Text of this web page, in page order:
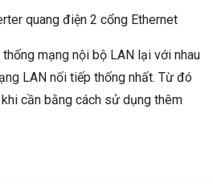
quang điện 2 cổng Ethernet
thống mạng nội bộ LAN lại với nhau
LAN nối tiếp thống nhất. Từ đó
cần bằng cách sử dụng thêm